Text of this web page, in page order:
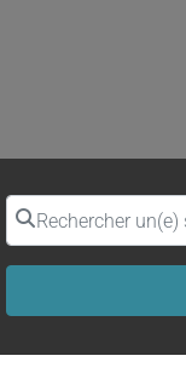
Rechercher un(e)